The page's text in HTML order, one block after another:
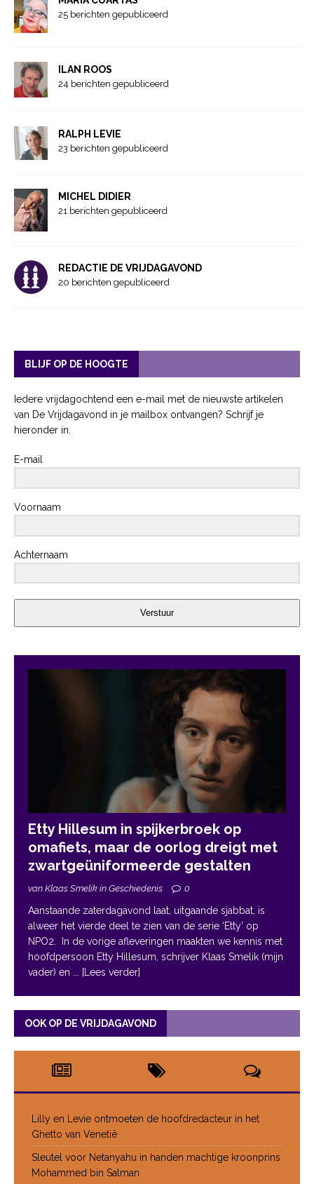
25 berichten gepubliceerd
ILAN ROOS
24 berichten gepubliceerd
RALPH LEVIE
23 berichten gepubliceerd
MICHEL DIDIER
21 berichten gepubliceerd
REDACTIE DE VRIJDAGAVOND
20 berichten gepubliceerd
BLIJF OP DE HOOGTE
Iedere vrijdagochtend een e-mail met de nieuwste artikelen
van De Vrijdagavond in je mailbox ontvangen? Schrijf je
hieronder in.
E-mail
Voornaam
Achternaam
Verstuur
Etty Hillesum in spijkerbroek op
omafiets, maar de oorlog dreigt met
zwartgeüniformeerde gestalten
van Klaas Smelik in Geschiedenis 0
Aanstaande zaterdagavond laat, uitgaande sjabbat, is
alweer het vierde deel te zien van de serie ‘Etty’ op
NPO2. In de vorige afleveringen maakten we kennis met
hoofdpersoon Etty Hillesum, schrijver Klaas Smelik (mijn
vader) en ... [Lees verder]
OOK OP DE VRIJDAGAVOND
Lilly en Levie ontmoeten de hoofdredacteur in het
Ghetto van Venetië
Sleutel voor Netanyahu in handen machtige kroonprins
Mohammed bin Salman